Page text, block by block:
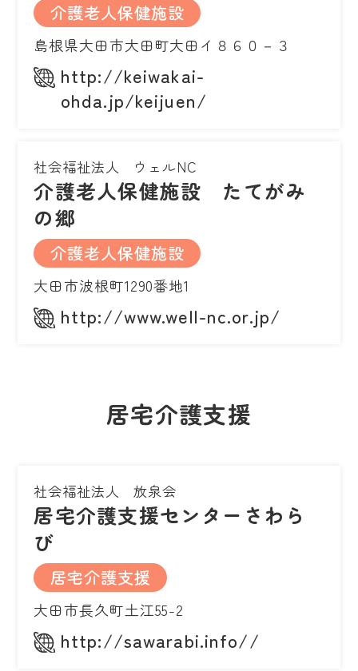
介護老人保健施設
島根県大田市大田町大田イ８６０－３
http://keiwakai-
ohda.jp/keijuen/
社会福祉法人 ウェルNC
介護老人保健施設 たてがみ
の郷
介護老人保健施設
大田市波根町1290番地1
http://www.well-nc.or.jp/
居宅介護支援
社会福祉法人 放泉会
居宅介護支援センターさわら
び
居宅介護支援
大田市長久町土江55-2
http://sawarabi.info//